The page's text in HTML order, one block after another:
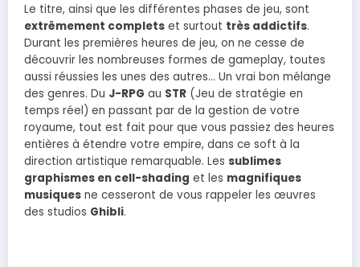
Le titre, ainsi que les différentes phases de jeu, sont
extrêmement complets et surtout très addictifs.
Durant les premières heures de jeu, on ne cesse de
découvrir les nombreuses formes de gameplay, toutes
aussi réussies les unes des autres… Un vrai bon mélange
des genres. Du J-RPG au STR (Jeu de stratégie en
temps réel) en passant par de la gestion de votre
royaume, tout est fait pour que vous passiez des heures
entières à étendre votre empire, dans ce soft à la
direction artistique remarquable. Les sublimes
graphismes en cell-shading et les magnifiques
musiques ne cesseront de vous rappeler les œuvres
des studios Ghibli.